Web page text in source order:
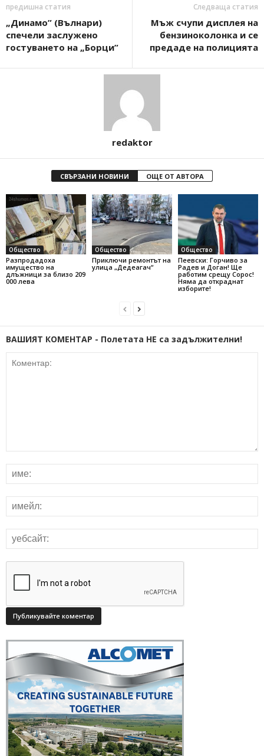
предишна статия
„Динамо” (Вълнари)
спечели заслужено
гостуването на „Борци”
Следваща статия
Мъж счупи дисплея на
бензиноколонка и се
предаде на полицията
redaktor
СВЪРЗАНИ НОВИНИ ОЩЕ ОТ АВТОРА
Общество
Разпродадоха
имущество на
длъжници за близо 209
000 лева
Общество
Приключи ремонтът на
улица „Дедеагач“
Общество
Пеевски: Горчиво за
Радев и Доган! Ще
работим срещу Сорос!
Няма да откраднат
изборите!
ВАШИЯТ КОМЕНТАР - Полетата НЕ са задължителни!